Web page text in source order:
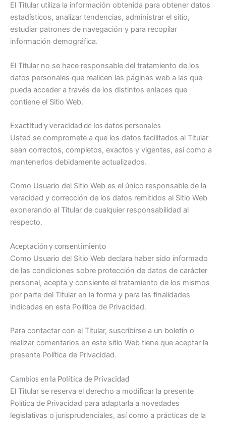
El Titular utiliza la información obtenida para obtener datos
estadísticos, analizar tendencias, administrar el sitio,
estudiar patrones de navegación y para recopilar
información demográfica.
El Titular no se hace responsable del tratamiento de los
datos personales que realicen las páginas web a las que
pueda acceder a través de los distintos enlaces que
contiene el Sitio Web.
Exactitud y veracidad de los datos personales
Usted se compromete a que los datos facilitados al Titular
sean correctos, completos, exactos y vigentes, así como a
mantenerlos debidamente actualizados.
Como Usuario del Sitio Web es el único responsable de la
veracidad y corrección de los datos remitidos al Sitio Web
exonerando al Titular de cualquier responsabilidad al
respecto.
Aceptación y consentimiento
Como Usuario del Sitio Web declara haber sido informado
de las condiciones sobre protección de datos de carácter
personal, acepta y consiente el tratamiento de los mismos
por parte del Titular en la forma y para las finalidades
indicadas en esta Política de Privacidad.
Para contactar con el Titular, suscribirse a un boletín o
realizar comentarios en este sitio Web tiene que aceptar la
presente Política de Privacidad.
Cambios en la Política de Privacidad
El Titular se reserva el derecho a modificar la presente
Política de Privacidad para adaptarla a novedades
legislativas o jurisprudenciales, así como a prácticas de la